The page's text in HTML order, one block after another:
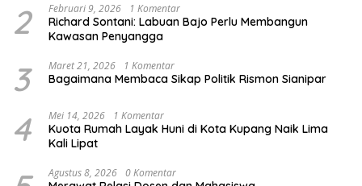
2 Februari 9, 2026 1 Komentar
Richard Sontani: Labuan Bajo Perlu Membangun
Kawasan Penyangga
3 Maret 21, 2026 1 Komentar
Bagaimana Membaca Sikap Politik Rismon Sianipar
4 Mei 14, 2026 1 Komentar
Kuota Rumah Layak Huni di Kota Kupang Naik Lima
Kali Lipat
Agustus 8, 2026 0 Komentar